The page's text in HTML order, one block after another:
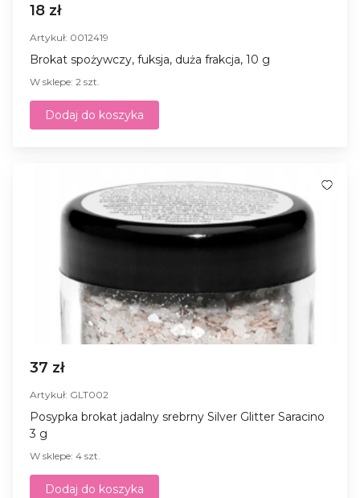
18 zł
Artykuł: 0012419
Brokat spożywczy, fuksja, duża frakcja, 10 g
W sklepe: 2 szt.
Dodaj do koszyka
37 zł
Artykuł: GLT002
Posypka brokat jadalny srebrny Silver Glitter Saracino
3 g
W sklepe: 4 szt.
Dodaj do koszyka